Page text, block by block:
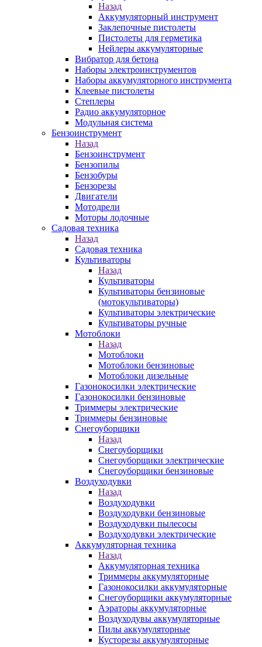
Назад
Аккумуляторный инструмент
Заклепочные пистолеты
Пистолеты для герметика
Нейлеры аккумуляторные
Вибратор для бетона
Наборы электроинструментов
Наборы аккумуляторного инструмента
Клеевые пистолеты
Степлеры
Радио аккумуляторное
Модульная система
Бензоинструмент
Назад
Бензоинструмент
Бензопилы
Бензобуры
Бензорезы
Двигатели
Мотодрели
Моторы лодочные
Садовая техника
Назад
Садовая техника
Культиваторы
Назад
Культиваторы
Культиваторы бензиновые
(мотокультиваторы)
Культиваторы электрические
Культиваторы ручные
Мотоблоки
Назад
Мотоблоки
Мотоблоки бензиновые
Мотоблоки дизельные
Газонокосилки электрические
Газонокосилки бензиновые
Триммеры электрические
Триммеры бензиновые
Снегоуборщики
Назад
Снегоуборщики
Снегоуборщики электрические
Снегоуборщики бензиновые
Воздуходувки
Назад
Воздуходувки
Воздуходувки бензиновые
Воздуходувки пылесосы
Воздуходувки электрические
Аккумуляторная техника
Назад
Аккумуляторная техника
Триммеры аккумуляторные
Газонокосилки аккумуляторные
Снегоуборщики аккумуляторные
Аэраторы аккумуляторные
Воздуходувы аккумуляторные
Пилы аккумуляторные
Кусторезы аккумуляторные